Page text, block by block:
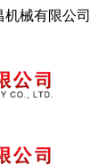
械有限公司